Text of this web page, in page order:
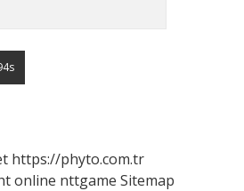
https://phyto.com.tr
online nttgame Sitemap